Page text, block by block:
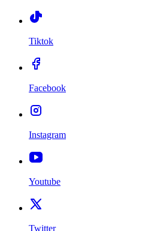
Tiktok
Facebook
Instagram
Youtube
Twitter